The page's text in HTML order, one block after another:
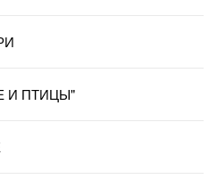
И ПТИЦЫ"